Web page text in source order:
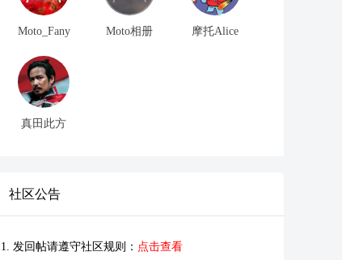
Moto_Fany Moto相册 摩托Alice
真田此方
社区公告
1. 发回帖请遵守社区规则： 点击查看